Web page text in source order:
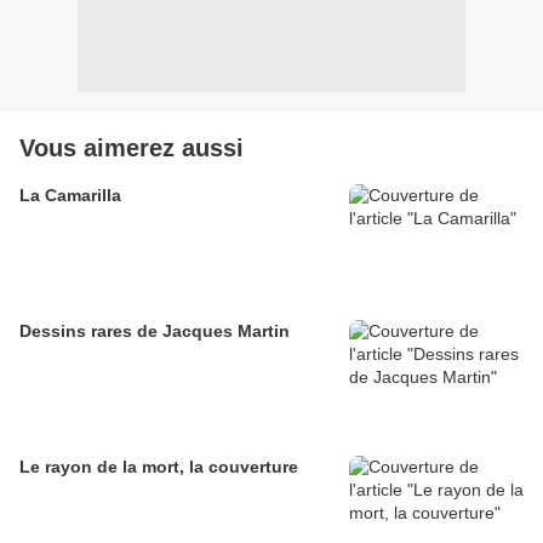
Vous aimerez aussi
La Camarilla
Dessins rares de Jacques Martin
Le rayon de la mort, la couverture